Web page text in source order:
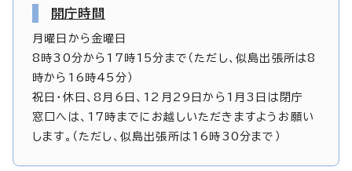
開庁時間
月曜日から金曜日
8時30分から17時15分まで（ただし、似島出張所は8
時から16時45分）
祝日・休日、8月6日、12月29日から1月3日は閉庁
窓口へは、17時までにお越しいただきますようお願い
します。（ただし、似島出張所は16時30分まで）